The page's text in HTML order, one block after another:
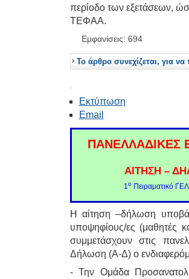
περίοδο των εξετάσεων,
ΤΕΦΑΑ.
Εμφανίσεις: 694
Το άρθρο συνεχίζεται, για
Εκτύπωση
Email
ΠΑΝΕΛΛΑΔΙΚΕΣ
ΑΙΤΗΣΗ –
1 οΠειραματικό
Η αίτηση –δήλωση
υποψηφίους/ες (μαθητές
συμμετάσχουν στις
Δήλωση (Α-Δ) ο
- Την Ομάδα